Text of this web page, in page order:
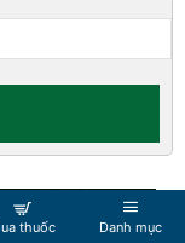
thuốc Danh mục